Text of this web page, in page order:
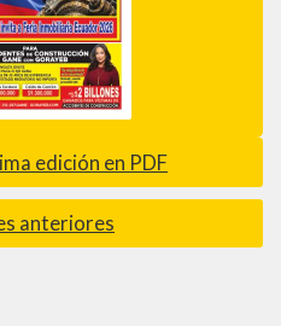
edición en PDF
anteriores